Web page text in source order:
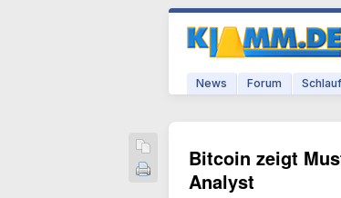
News Forum
Bitcoin zeigt
Analyst